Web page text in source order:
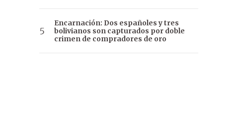
Encarnación: Dos españoles y tres
bolivianos son capturados por doble
crimen de compradores de oro